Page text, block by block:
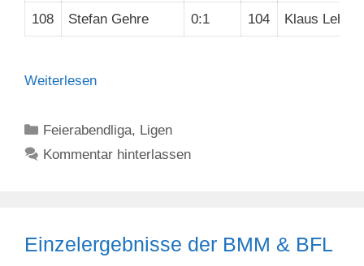
108 Stefan Gehre 0:1 104 Klaus
Weiterlesen
Kategorien
Feierabendliga, Ligen
Kommentar hinterlassen
Einzelergebnisse der BMM & BFL